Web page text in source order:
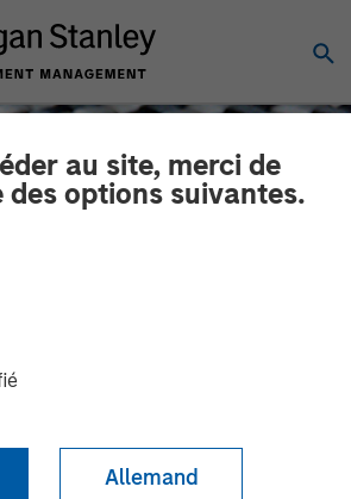
au site, merci de
des options suivantes.
Allemand